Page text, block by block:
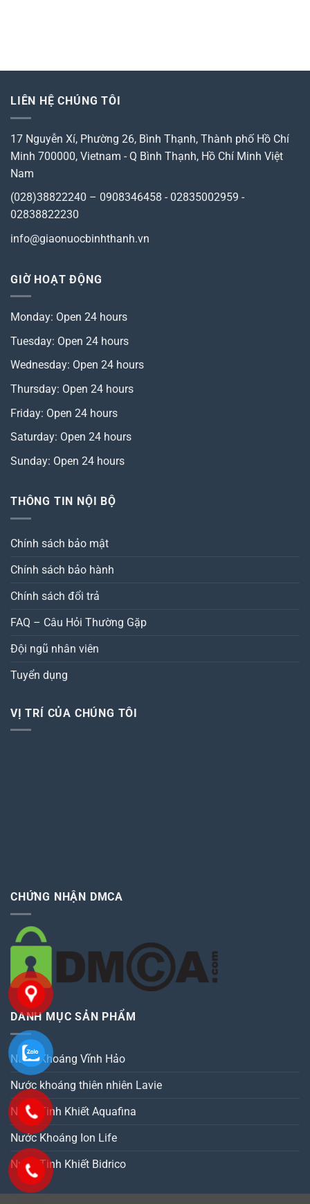
LIÊN HỆ CHÚNG TÔI
17 Nguyễn Xí, Phường 26, Bình Thạnh, Thành phố Hồ Chí
Minh 700000, Vietnam - Q Bình Thạnh, Hồ Chí Minh Việt
Nam
(028)38822240 – 0908346458 - 02835002959 -
02838822230
info@giaonuocbinhthanh.vn
GIỜ HOẠT ĐỘNG
Monday: Open 24 hours
Tuesday: Open 24 hours
Wednesday: Open 24 hours
Thursday: Open 24 hours
Friday: Open 24 hours
Saturday: Open 24 hours
Sunday: Open 24 hours
THÔNG TIN NỘI BỘ
Chính sách bảo mật
Chính sách bảo hành
Chính sách đổi trả
FAQ – Câu Hỏi Thường Gặp
Đội ngũ nhân viên
Tuyển dụng
VỊ TRÍ CỦA CHÚNG TÔI
CHỨNG NHẬN DMCA
DANH MỤC SẢN PHẨM
Nước Khoáng Vĩnh Hảo
Nước khoáng thiên nhiên Lavie
Nước Tinh Khiết Aquafina
Nước Khoáng Ion Life
Nước Tinh Khiết Bidrico